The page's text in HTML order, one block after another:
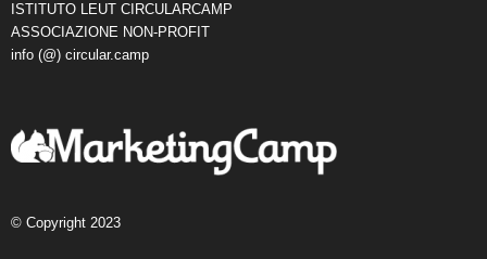
ISTITUTO LEUT CIRCULARCAMP
ASSOCIAZIONE NON-PROFIT
info (@) circular.camp
© Copyright 2023